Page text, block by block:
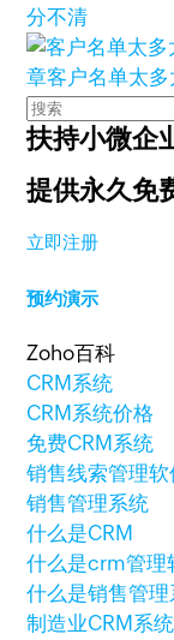
分不清
章客户名单太
扶持小微企
提供永久免
立即注册
预约演示
Zoho百科
CRM系统
CRM系统价格
免费CRM系统
销售线索管理软
销售管理系统
什么是CRM
什么是crm管理
什么是销售管理
制造业CRM系统